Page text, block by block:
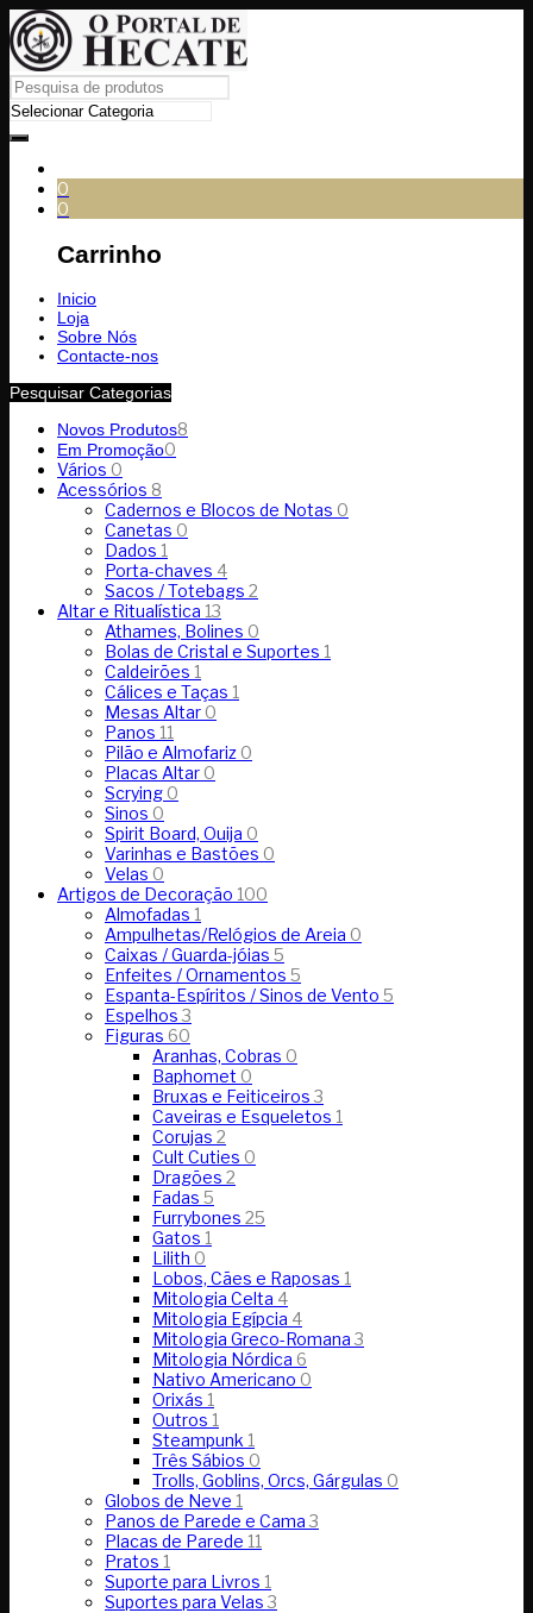
0
0
Carrinho
Inicio
Loja
Sobre Nós
Contacte-nos
Pesquisar Categorias
Novos Produtos8
Em Promoção0
Vários 0
Acessórios 8
Cadernos e Blocos de Notas 0
Canetas 0
Dados 1
Porta-chaves 4
Sacos / Totebags 2
Altar e Ritualística 13
Athames, Bolines 0
Bolas de Cristal e Suportes 1
Caldeirões 1
Cálices e Taças 1
Mesas Altar 0
Panos 11
Pilão e Almofariz 0
Placas Altar 0
Scrying 0
Sinos 0
Spirit Board, Ouija 0
Varinhas e Bastões 0
Velas 0
Artigos de Decoração 100
Almofadas 1
Ampulhetas/Relógios de Areia 0
Caixas / Guarda-jóias 5
Enfeites / Ornamentos 5
Espanta-Espíritos / Sinos de Vento 5
Espelhos3
Figuras 60
Aranhas, Cobras 0
Baphomet 0
Bruxas e Feiticeiros3
Caveiras e Esqueletos 1
Corujas 2
Cult Cuties 0
Dragões 2
Fadas 5
Furrybones 25
Gatos 1
Lilith 0
Lobos, Cães e Raposas 1
Mitologia Celta 4
Mitologia Egípcia 4
Mitologia Greco-Romana3
Mitologia Nórdica 6
Nativo Americano 0
Orixás 1
Outros 1
Steampunk 1
Três Sábios 0
Trolls, Goblins, Orcs, Gárgulas 0
Globos de Neve 1
Panos de Parede e Cama3
Placas de Parede 11
Pratos 1
Suporte para Livros 1
Suportes para Velas3